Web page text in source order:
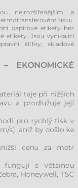
nejrozšířenějším a
tisku.
papírové etikety bez
etikety. Jsou vynikající
štítky, skladové
EKONOMICKÉ
taje při nižších
a prodlužuje její
pro rychlý tisk v
s), aniž by došlo ke
cenu za metr
fungují s většinou
Honeywell, TSC